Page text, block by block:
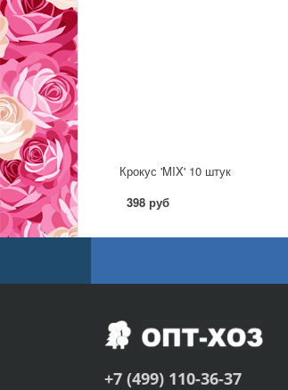
Крокус 'MIX' 10 штук
398 руб
+7 (499) 110-36-37